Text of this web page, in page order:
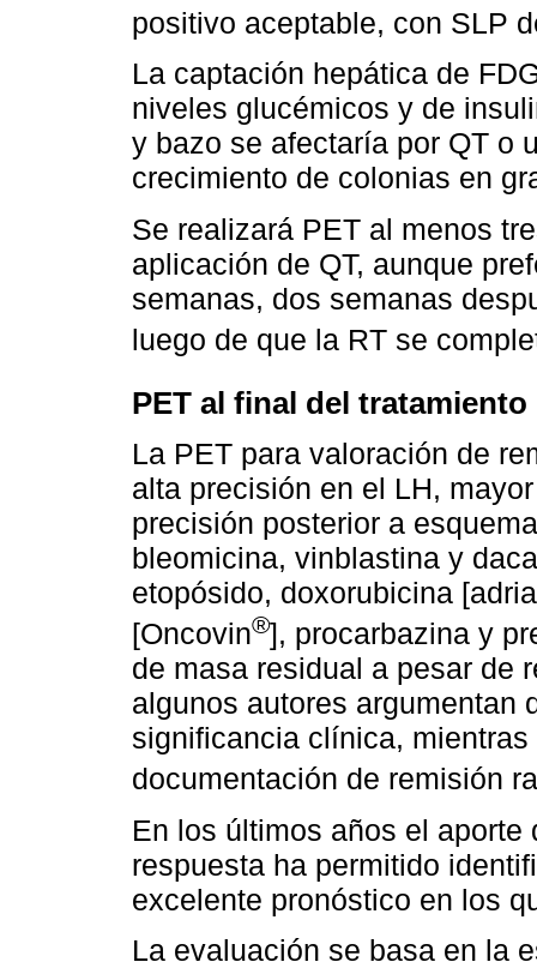
positivo aceptable, con SLP
La captación hepática de
niveles glucémicos y de
y bazo se afectaría por QT o
crecimiento de colonias en
Se realizará PET al menos
aplicación de QT, aunque
semanas, dos semanas
luego de que la RT se
PET al final del tratamiento
La PET para valoración de
alta precisión en el LH,
precisión posterior a
bleomicina, vinblastina y
etopósido, doxorubicina
[Oncovin®], procarbazina y
de masa residual a pesar de
algunos autores argumentan
significancia clínica,
documentación de remisión
En los últimos años el
respuesta ha permitido
excelente pronóstico en los
La evaluación se basa en la